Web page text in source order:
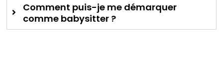
Comment puis-je me démarquer
comme babysitter ?